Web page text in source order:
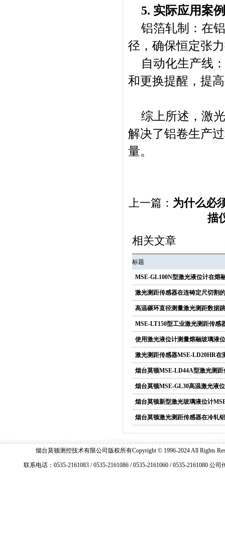
5. 实际应用案例
铝箔轧制：在
径，确保恒定张
自动化生产线
和更换提醒，提
综上所述，激
解决了铝卷生产
量。
上一篇： 为什么必
描
相关文章
标题
MSE-GL100N型激光液位计在熔
激光测距传感器在连铸定尺切割
高温碾环直径测量激光测距数据
MSE-LT150型工业激光测距传感
使用激光液位计测量熔融玻璃液
激光测距传感器MSE-LD20HR在
烟台莫顿MSE-LD44A型激光测
烟台莫顿MSE-GL30高温激光液
烟台莫顿新型激光玻璃液位计
烟台莫顿激光测距传感器在冷轧
烟台莫顿测控技术有限公司版权所有Copyright © 1996-2024 All Rights
联系电话：0535-2161083 / 0535-2161086 / 0535-2161060 / 0535-2161080 公